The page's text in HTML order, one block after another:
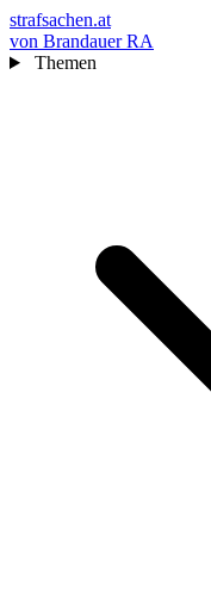
strafsachen.at
von Brandauer RA
Themen